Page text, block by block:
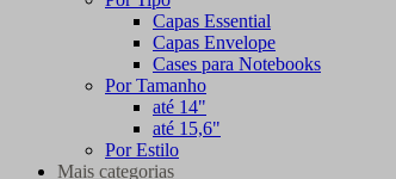
Capas Essential
Capas Envelope
Cases para Notebooks
Por Tamanho
até 14"
até 15,6"
Por Estilo
Mais categorias